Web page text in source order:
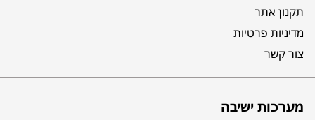
תקנון אתר
מדיניות פרטיות
צור קשר
מערכות ישיבה